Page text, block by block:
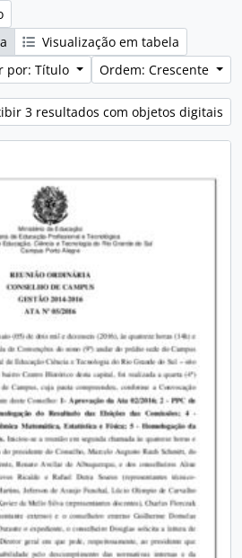
Visualização em tabela
por: Título
Ordem: Crescente
3 resultados com objetos digitais